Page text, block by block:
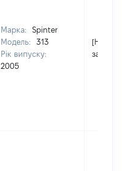
Марка:
Spinter
Модель:
313
Рік випуску:
2005
[Не